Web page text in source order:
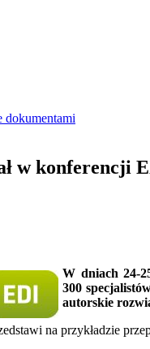
dokumentami
w konferencji
W dniach 24-
300
autorskie
na przykładzie